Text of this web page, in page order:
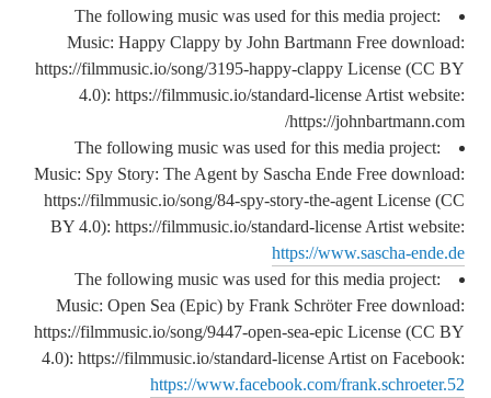
The following music was used for this media project:
Music: Happy Clappy by John Bartmann Free download:
https://filmmusic.io/song/3195-happy-clappy License (CC BY
4.0): https://filmmusic.io/standard-license Artist website:
https://johnbartmann.com/
The following music was used for this media project:
Music: Spy Story: The Agent by Sascha Ende Free download:
https://filmmusic.io/song/84-spy-story-the-agent License (CC
BY 4.0): https://filmmusic.io/standard-license Artist website:
https://www.sascha-ende.de
The following music was used for this media project:
Music: Open Sea (Epic) by Frank Schröter Free download:
https://filmmusic.io/song/9447-open-sea-epic License (CC BY
4.0): https://filmmusic.io/standard-license Artist on Facebook:
https://www.facebook.com/frank.schroeter.52